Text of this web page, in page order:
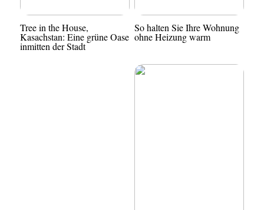
Tree in the House,
Kasachstan: Eine grüne Oase
inmitten der Stadt
So halten Sie Ihre Wohnung
ohne Heizung warm